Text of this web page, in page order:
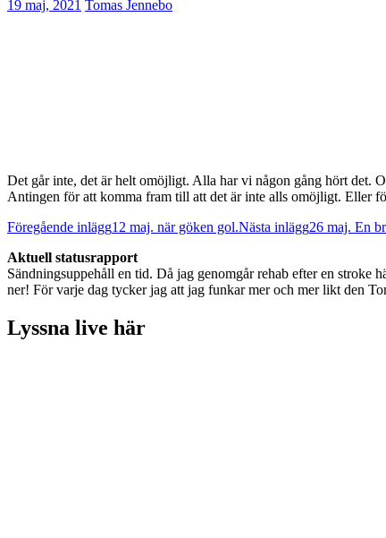
19 maj, 2021 Tomas Jennebo
Det går inte, det är helt omöjligt. Alla har vi någon gång hört det.
Antingen för att komma fram till att det är inte alls omöjligt. Eller
Inläggsnavigering
Föregående inlägg12 maj. när göken gol.Nästa inlägg26 maj. En
Aktuell statusrapport
Sändningsuppehåll en tid. Då jag genomgår rehab efter en stroke
ner! För varje dag tycker jag att jag funkar mer och mer likt den
Lyssna live här